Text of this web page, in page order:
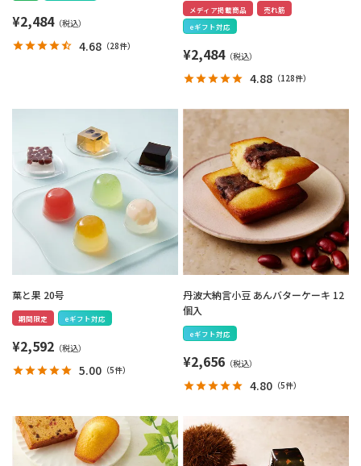
¥2,484
4.68 （28件）
メディア掲載商品
売れ筋
eギフト対応
¥2,484
4.88 （128件）
菓と果 20号
期間限定 eギフト対応
¥2,592
5.00 （5件）
丹波大納言小豆 あんバターケーキ 12
個入
eギフト対応
¥2,656
4.80 （5件）